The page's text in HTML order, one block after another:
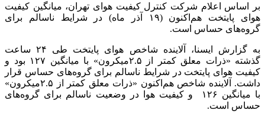
بر اساس اعلام شرکت کنترل کیفیت هوای تهران، میانگین کیفیت
هوای پایتخت هم‌اکنون (۱۹ آذر ماه) در شرایط ناسالم برای
گروه‌های حساس است.
به گزارش ایسنا، آلاینده شاخص هوای پایتخت طی ۲۴ ساعت
گذشته «ذرات معلق کمتر از ۲.۵میکرون» با میانگین ۱۲۷ بود و
کیفیت هوای پایتخت در شرایط ناسالم برای گروه‌های حساس قرار
داشت. آلاینده شاخص هم‌اکنون «ذرات معلق کمتر از ۲.۵میکرون»
با میانگین ۱۲۶ و کیفیت هوا در وضعیت ناسالم برای گروه‌های
حساس است.